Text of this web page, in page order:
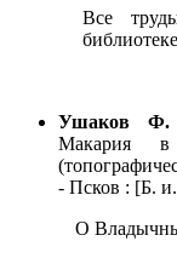
Все
библиотеке
Ушаков
Макария
- Псков : [Б.
О